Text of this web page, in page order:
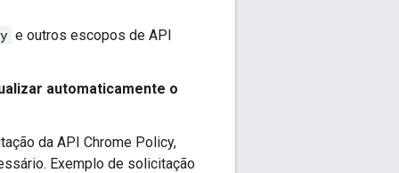
e outros escopos de API
automaticamente o
da API Chrome Policy,
Exemplo de solicitação